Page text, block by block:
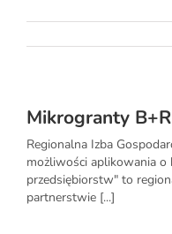
Mikrogranty
Regionalna Izba
możliwości aplikowania o
przedsiębiorstw" to
partnerstwie [...]